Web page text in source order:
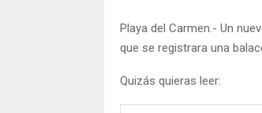
Playa del Carmen.- Un
que se registrara una
Quizás quieras leer: